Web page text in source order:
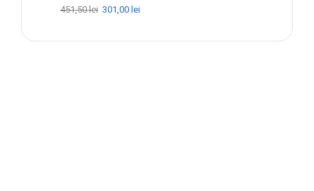
451,50lei 301,00 lei